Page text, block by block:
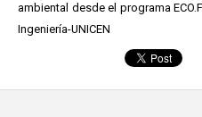
ambiental desde el programa
Ingeniería-UNICEN